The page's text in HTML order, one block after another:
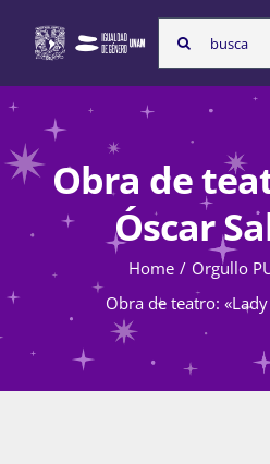
content
Search
for:
Atención de la
Obra de
Óscar
Home
Orgullo
Obra de teatro: